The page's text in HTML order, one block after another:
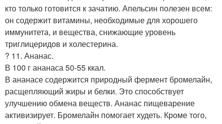
кто только готовится к зачатию. Апельсин полезен всем:
он содержит витамины, необходимые для хорошего
иммунитета, и вещества, снижающие уровень
триглицеридов и холестерина.
? 11. Ананас.
В 100 г ананаса 50-55 ккал.
В ананасе содержится природный фермент бромелайн,
расщепляющий жиры и белки. Это способствует
улучшению обмена веществ. Ананас пищеварение
активизирует. Бромелайн помогает худеть. Кроме того,